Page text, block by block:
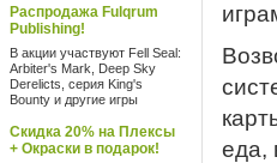
Распродажа Fulqrum
Publishing!
В акции участвуют Fell Seal:
Arbiter's Mark, Deep Sky
Derelicts, серия King's
Bounty и другие игры
Скидка 20% на Плексы
+ Окраски в подарок!
еда,